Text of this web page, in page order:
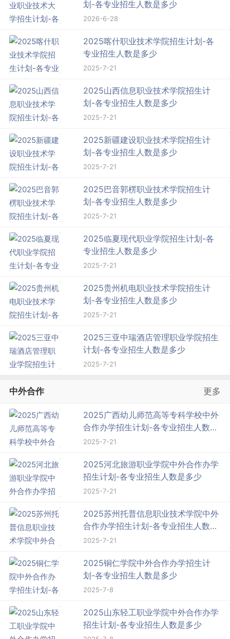
划-各专业招生人数是多少
2026-6-28
2025喀什职业技术学院招生计划-各
专业招生人数是多少
2025-7-21
2025山西信息职业技术学院招生计
划-各专业招生人数是多少
2025-7-21
2025新疆建设职业技术学院招生计
划-各专业招生人数是多少
2025-7-21
2025巴音郭楞职业技术学院招生计
划-各专业招生人数是多少
2025-7-21
2025临夏现代职业学院招生计划-各
专业招生人数是多少
2025-7-21
2025贵州机电职业技术学院招生计
划-各专业招生人数是多少
2025-7-21
2025三亚中瑞酒店管理职业学院招生
计划-各专业招生人数是多少
2025-7-21
中外合作 更多
2025广西幼儿师范高等专科学校中外
合作办学招生计划-各专业招生人数是
多少
2025-7-21
2025河北旅游职业学院中外合作办学
招生计划-各专业招生人数是多少
2025-7-21
2025苏州托普信息职业技术学院中外
合作办学招生计划-各专业招生人数是
多少
2025-7-21
2025铜仁学院中外合作办学招生计
划-各专业招生人数是多少
2025-7-8
2025山东轻工职业学院中外合作办学
招生计划-各专业招生人数是多少